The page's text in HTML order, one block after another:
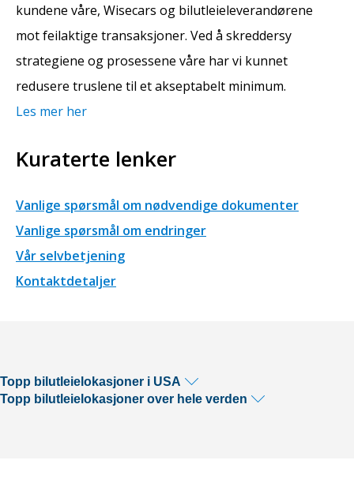
kundene våre, Wisecars og bilutleieleverandørene
mot feilaktige transaksjoner. Ved å skreddersy
strategiene og prosessene våre har vi kunnet
redusere truslene til et akseptabelt minimum.
Les mer her
Kuraterte lenker
Vanlige spørsmål om nødvendige dokumenter
Vanlige spørsmål om endringer
Vår selvbetjening
Kontaktdetaljer
Topp bilutleielokasjoner i USA
Topp bilutleielokasjoner over hele verden